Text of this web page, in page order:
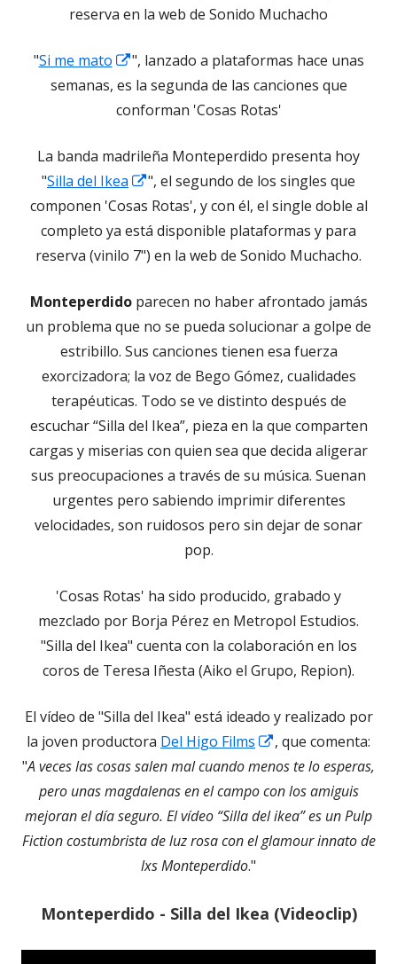
reserva en la web de Sonido Muchacho
"Si me mato
Abrir
en
una
nueva
", lanzado a plataformas hace unas
semanas, es la segunda de las canciones que
conforman 'Cosas Rotas'
La banda madrileña Monteperdido presenta hoy
"Silla del Ikea
Abrir
en
una
ventana
", el segundo de los singles que
componen 'Cosas Rotas', y con él, el single doble al
completo ya está disponible plataformas y para
reserva (vinilo 7") en la web de Sonido Muchacho.
Monteperdidoparecen no haber afrontado jamás
un problema que no se pueda solucionar a golpe de
estribillo. Sus canciones tienen esa fuerza
exorcizadora; la voz de Bego Gómez, cualidades
terapéuticas. Todo se ve distinto después de
escuchar “Silla del Ikea”, pieza en la que comparten
cargas y miserias con quien sea que decida aligerar
sus preocupaciones a través de su música. Suenan
urgentes pero sabiendo imprimir diferentes
velocidades, son ruidosos pero sin dejar de sonar
pop.
'Cosas Rotas' ha sido producido, grabado y
mezclado por Borja Pérez en Metropol Estudios.
"Silla del Ikea" cuenta con la colaboración en los
coros de Teresa Iñesta (Aiko el Grupo, Repion).
El vídeo de "Silla del Ikea" está ideado y realizado por
la joven productora Del Higo Films
Abrir
en
una
ventana
nueva
, que comenta:
"A veces las cosas salen mal cuando menos te lo esperas,
pero unas magdalenas en el campo con los amiguis
mejoran el día seguro. El vídeo “Silla del ikea” es un Pulp
Fiction costumbrista de luz rosa con el glamour innato de
lxs Monteperdido."
Monteperdido - Silla del Ikea (Videoclip)